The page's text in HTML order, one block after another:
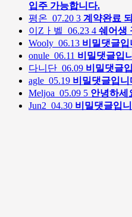
입주 가능합니다.
평온 07.20 3 계약완료
이Zㅏ벨 06.23 4 쉐어생
Wooly 06.13 비밀댓글입
onule 06.11 비밀댓글입
다니단 06.09 비밀댓글
agle 05.19 비밀댓글입니
Meljoa 05.09 5 안녕하세
Jun2 04.30 비밀댓글입